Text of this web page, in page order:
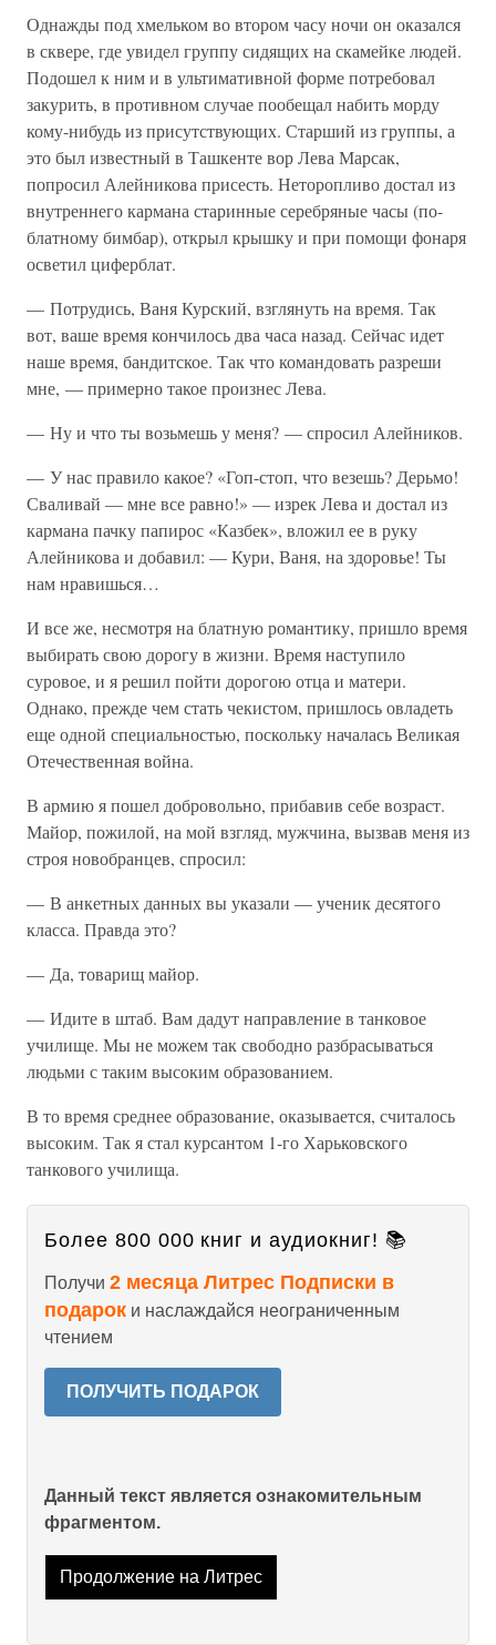
Однажды под хмельком во втором часу ночи он оказался
в сквере, где увидел группу сидящих на скамейке людей.
Подошел к ним и в ультимативной форме потребовал
закурить, в противном случае пообещал набить морду
кому-нибудь из присутствующих. Старший из группы, а
это был известный в Ташкенте вор Лева Марсак,
попросил Алейникова присесть. Неторопливо достал из
внутреннего кармана старинные серебряные часы (по-
блатному бимбар), открыл крышку и при помощи фонаря
осветил циферблат.
— Потрудись, Ваня Курский, взглянуть на время. Так
вот, ваше время кончилось два часа назад. Сейчас идет
наше время, бандитское. Так что командовать разреши
мне, — примерно такое произнес Лева.
— Ну и что ты возьмешь у меня? — спросил Алейников.
— У нас правило какое? «Гоп-стоп, что везешь? Дерьмо!
Сваливай — мне все равно!» — изрек Лева и достал из
кармана пачку папирос «Казбек», вложил ее в руку
Алейникова и добавил: — Кури, Ваня, на здоровье! Ты
нам нравишься…
И все же, несмотря на блатную романтику, пришло время
выбирать свою дорогу в жизни. Время наступило
суровое, и я решил пойти дорогою отца и матери.
Однако, прежде чем стать чекистом, пришлось овладеть
еще одной специальностью, поскольку началась Великая
Отечественная война.
В армию я пошел добровольно, прибавив себе возраст.
Майор, пожилой, на мой взгляд, мужчина, вызвав меня из
строя новобранцев, спросил:
— В анкетных данных вы указали — ученик десятого
класса. Правда это?
— Да, товарищ майор.
— Идите в штаб. Вам дадут направление в танковое
училище. Мы не можем так свободно разбрасываться
людьми с таким высоким образованием.
В то время среднее образование, оказывается, считалось
высоким. Так я стал курсантом 1-го Харьковского
танкового училища.
Более 800 000 книг и аудиокниг! 📚
Получи 2 месяца Литрес Подписки в
подарок и наслаждайся неограниченным
чтением
ПОЛУЧИТЬ ПОДАРОК
Данный текст является ознакомительным
фрагментом.
Продолжение на Литрес